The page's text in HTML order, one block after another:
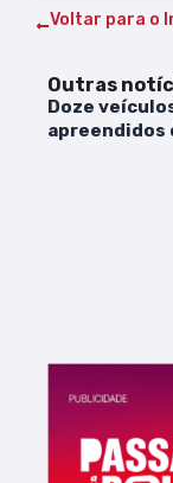
Voltar para o
Outras
Doze
apreendidos